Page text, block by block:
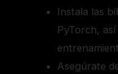
Instala las
PyTorch,
Asegúrate